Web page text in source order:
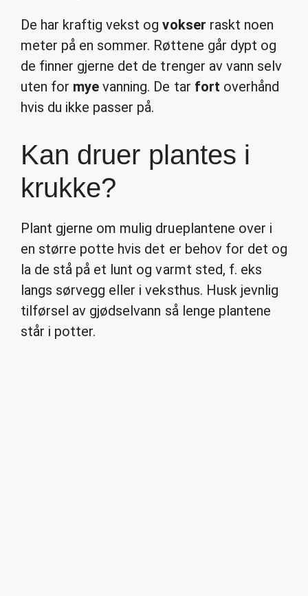
De har kraftig vekst ogvokser raskt noen
meter på en sommer. Røttene går dypt og
de finner gjerne det de trenger av vann selv
uten for mye vanning. De tar fort overhånd
hvis du ikke passer på.
Kan druer plantes i
krukke?
Plant gjerne om mulig drueplantene over i
en større potte hvis det er behov for det og
la de stå på et lunt og varmt sted, f. eks
langs sørvegg eller i veksthus. Husk jevnlig
tilførsel av gjødselvann så lenge plantene
står i potter.